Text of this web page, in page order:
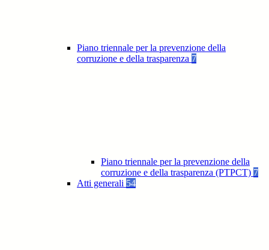
Piano triennale per la prevenzione della
corruzione e della trasparenza 7
Piano triennale per la prevenzione della
corruzione e della trasparenza (PTPCT) 7
Atti generali 54